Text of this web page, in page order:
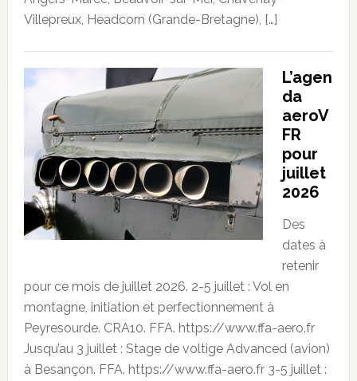
Villepreux, Headcorn (Grande-Bretagne), […]
L’agen
da
aeroV
FR
pour
juillet
2026
Des
dates à
retenir
pour ce mois de juillet 2026. 2-5 juillet : Vol en
montagne, initiation et perfectionnement à
Peyresourde. CRA10. FFA. https://www.ffa-aero.fr
Jusqu’au 3 juillet : Stage de voltige Advanced (avion)
à Besançon. FFA. https://www.ffa-aero.fr 3-5 juillet :